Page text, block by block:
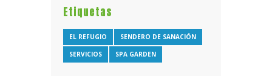
Etiquetas
EL REFUGIO SENDERO DE SANACIÓN
SERVICIOS SPA GARDEN